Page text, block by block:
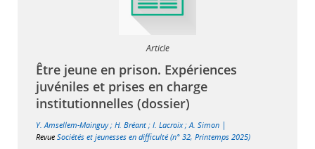
Article
Être jeune en prison. Expériences
juvéniles et prises en charge
institutionnelles (dossier)
Y. Amsellem-Mainguy; H. Bréant ; I. Lacroix;A. Simon |
Revue Sociétés et jeunesses en difficulté (n° 32, Printemps 2025)